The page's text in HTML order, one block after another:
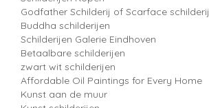
Godfather Schilderij of Scarface schilderij
Buddha schilderijen
Schilderijen Galerie Eindhoven
Betaalbare schilderijen
zwart wit schilderijen
Affordable Oil Paintings for Every Home
Kunst aan de muur